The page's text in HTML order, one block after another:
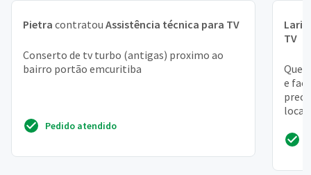
Pietra contratou Assistência técnica para TV
Conserto de tv turbo (antigas) proximo ao
bairro portão emcuritiba
Pedido atendido
TV
e
local